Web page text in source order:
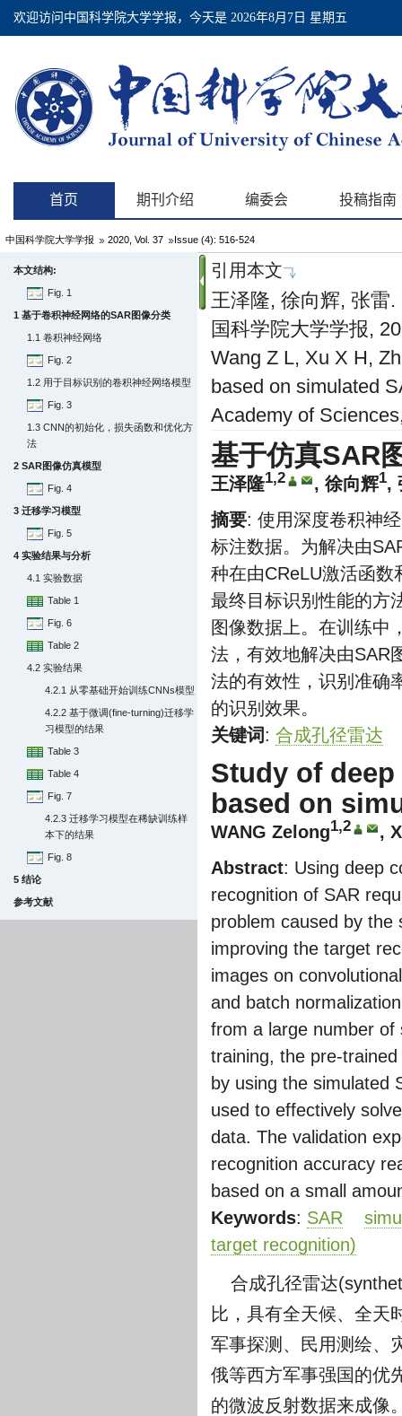
中国科学院大学学报 2020, Vol. 37 Issue (4): 516-524
本文结构:
Fig. 1
1 基于卷积神经网络的SAR图像分类
1.1 卷积神经网络
Fig. 2
1.2 用于目标识别的卷积神经网络模型
Fig. 3
1.3 CNN的初始化，损失函数和优化方
法
2 SAR图像仿真模型
Fig. 4
3 迁移学习模型
Fig. 5
4 实验结果与分析
4.1 实验数据
Table 1
Fig. 6
Table 2
4.2 实验结果
4.2.1 从零基础开始训练CNNs模型
4.2.2 基于微调(fine-turning)迁移学
习模型的结果
Table 3
Table 4
Fig. 7
4.2.3 迁移学习模型在稀缺训练样
本下的结果
Fig. 8
5 结论
参考文献
引用本文
王泽隆, 徐向辉, 张雷
国科学院大学学报,
Wang Z L, Xu X H,
based on simulated
Academy of
基于仿真SAR
王泽隆1,2 , 徐向辉1,
摘要: 使用深度卷积神
标注数据。为解决由
种在由CReLU激活函
最终目标识别性能的方
图像数据上。在训练中
法，有效地解决由SAR
法的有效性，识别准确
的识别效果。
关键词: 合成孔径雷达
Study of
based on
WANG Zelong1,2
,
Abstract: Using deep
recognition of SAR
problem caused by the
improving the target
images on
and batch
from a large number of
training, the pre-
by using the simulated
used to effectively
data. The validation
recognition accuracy
based on a small
Keywords: SAR
target recognition)
合成孔径雷达
比，具有全天候、全天
军事探测、民用测绘、
俄等西方军事强国的优
的微波反射数据来成像